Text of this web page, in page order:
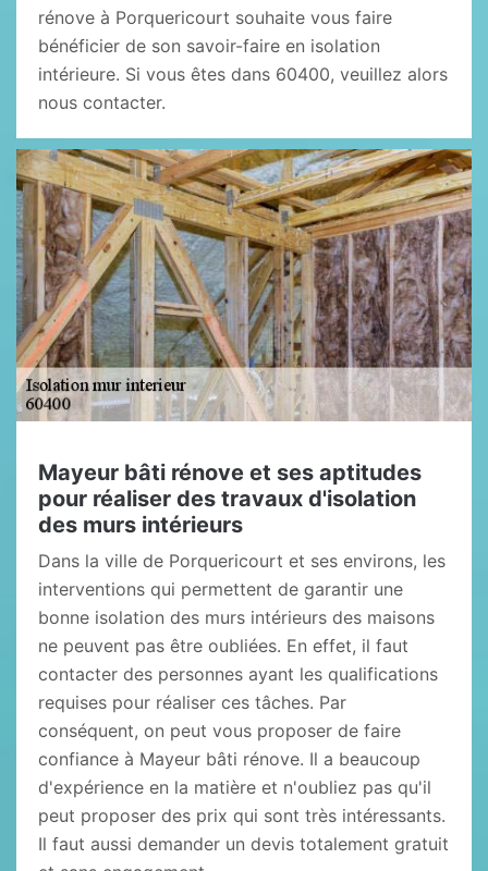
rénove à Porquericourt souhaite vous faire
bénéficier de son savoir-faire en isolation
intérieure. Si vous êtes dans 60400, veuillez alors
nous contacter.
Mayeur bâti rénove et ses aptitudes
pour réaliser des travaux d'isolation
des murs intérieurs
Dans la ville de Porquericourt et ses environs, les
interventions qui permettent de garantir une
bonne isolation des murs intérieurs des maisons
ne peuvent pas être oubliées. En effet, il faut
contacter des personnes ayant les qualifications
requises pour réaliser ces tâches. Par
conséquent, on peut vous proposer de faire
confiance à Mayeur bâti rénove. Il a beaucoup
d'expérience en la matière et n'oubliez pas qu'il
peut proposer des prix qui sont très intéressants.
Il faut aussi demander un devis totalement gratuit